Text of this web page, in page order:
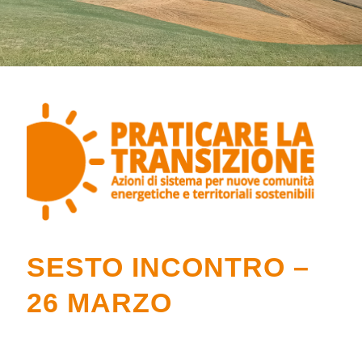
SESTO INCONTRO –
26 MARZO